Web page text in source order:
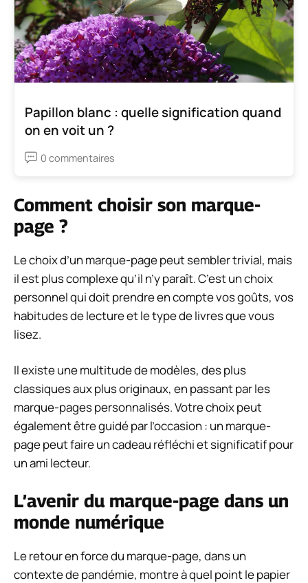
Papillon blanc : quelle signification quand
on en voit un ?
0 commentaires
Comment choisir son marque-
page ?
Le choix d’un marque-page peut sembler trivial, mais
il est plus complexe qu’il n’y paraît. C’est un choix
personnel qui doit prendre en compte vos goûts, vos
habitudes de lecture et le type de livres que vous
lisez.
Il existe une multitude de modèles, des plus
classiques aux plus originaux, en passant par les
marque-pages personnalisés. Votre choix peut
également être guidé par l’occasion : un marque-
page peut faire un cadeau réfléchi et significatif pour
un ami lecteur.
L’avenir du marque-page dans un
monde numérique
Le retour en force du marque-page, dans un
contexte de pandémie, montre à quel point le papier